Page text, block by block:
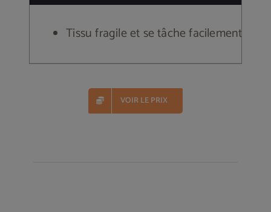
Tissu fragile et se tâche facilement
VOIR LE PRIX